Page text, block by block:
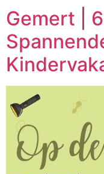
Gemert |